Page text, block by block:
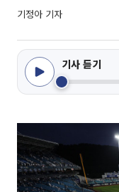
기정아 기자
기사 듣기